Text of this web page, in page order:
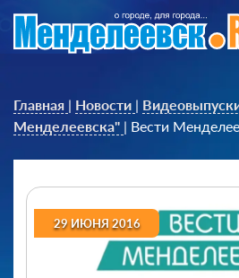
Главная | Новости |
Менделеевска" | Вести
29 ИЮНЯ 2016